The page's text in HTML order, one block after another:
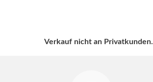
Verkauf nicht an Privatkunden.